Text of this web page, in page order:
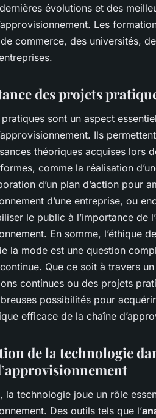
évolutions et des
Les
commerce, des universités,
des projets
sont un aspect
Ils
théoriques acquises lors
comme la réalisation
d’un plan d’action pour
d’une entreprise, ou
le public à l’importance de
En somme, l’éthique
la mode est une question
Que ce soit à travers
continues ou des projets
possibilités pour
efficace de la chaîne
de la technologie
la technologie joue un rôle
Des outils tels que l’